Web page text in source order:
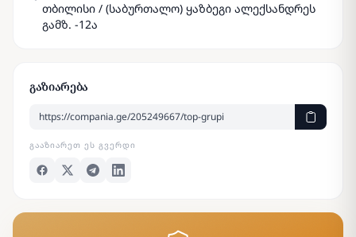
თბილისი / (საბურთალო) ყაზბეგი ალექსანდრეს
გამზ. -12ა
გაზიარება
ᲒᲐᲐᲖᲘᲐᲠᲔᲗ ᲔᲡ ᲒᲕᲔᲠᲓᲘ